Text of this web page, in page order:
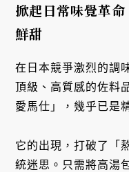
掀起日常味覺革
鮮甜
在日本競爭激烈的調
頂級、高質感的佐料
愛馬仕」，幾乎已是
它的出現，打破了「
統迷思。只需將高湯